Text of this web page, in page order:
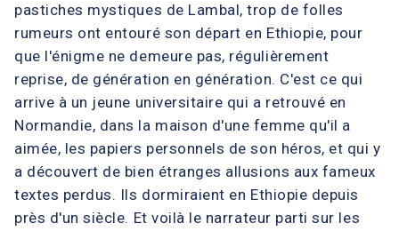
pastiches mystiques de Lambal, trop de folles
rumeurs ont entouré son départ en Ethiopie, pour
que l'énigme ne demeure pas, régulièrement
reprise, de génération en génération. C'est ce qui
arrive à un jeune universitaire qui a retrouvé en
Normandie, dans la maison d'une femme qu'il a
aimée, les papiers personnels de son héros, et qui y
a découvert de bien étranges allusions aux fameux
textes perdus. Ils dormiraient en Ethiopie depuis
près d'un siècle. Et voilà le narrateur parti sur les